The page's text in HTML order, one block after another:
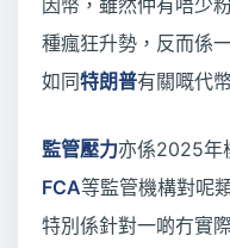
因幣，雖然仲有唔少
種瘋狂升勢，反而係
如同特朗普有關嘅代
監管壓力亦係2025年
FCA等監管機構對呢
特別係針對一啲冇實